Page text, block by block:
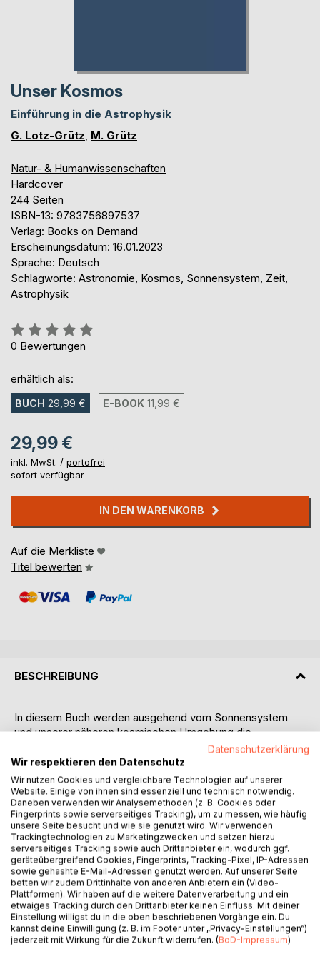
Unser Kosmos
Einführung in die Astrophysik
G. Lotz-Grütz M. Grütz
Natur- & Humanwissenschaften
Hardcover
244 Seiten
ISBN-13: 9783756897537
Verlag: Books on Demand
Erscheinungsdatum: 16.01.2023
Sprache: Deutsch
Schlagworte: Astronomie, Kosmos, Sonnensystem, Zeit,
Astrophysik
Bewertung::
0%
0 Bewertungen
erhältlich als:
BUCH 29,99 € E-BOOK 11,99 €
29,99 €
inkl. MwSt. / portofrei
sofort verfügbar
IN DEN WARENKORB
Auf die Merkliste
Titel bewerten
BESCHREIBUNG
In diesem Buch werden ausgehend vom Sonnensystem
und unserer näheren kosmischen Umgebung die
Grundprobleme der Astrophysik erklärt. Die Ausmaße
unseres Sonnensystems werden anhand eines
maßstabsgetreuen Modells verstehbar gemacht. Weiter
wandert unser Blick an die Grenzen und zu den Anfängen
des Universums: Die Vorstellung der vierdimensionalen
Raumzeit wird ebenso behandelt wie die Theorie der
Schwarzen Löcher, der Neutronensterne und Pulsare.
Darüber hinaus werden die bekannten wie auch die in der
jüngeren Vergangenheit erforschten Phänomene der
Gravitation diskutiert, etwa Gravitationslinsen und das
Zittern der Raumzeit durch Gravitationswellen. Hypothesen
zur Zukunft des Universums beschließen unsere Reise
durch Raum und Zeit.
Datenschutzerklärung
Wir respektieren den Datenschutz
Wir nutzen Cookies und vergleichbare Technologien auf unserer
Website. Einige von ihnen sind essenziell und technisch notwendig.
Daneben verwenden wir Analysemethoden (z. B. Cookies oder
Fingerprints sowie serverseitiges Tracking), um zu messen, wie häufig
unsere Seite besucht und wie sie genutzt wird. Wir verwenden
Trackingtechnologien zu Marketingzwecken und setzen hierzu
serverseitiges Tracking sowie auch Drittanbieter ein, wodurch ggf.
geräteübergreifend Cookies, Fingerprints, Tracking-Pixel, IP-Adressen
sowie gehashte E-Mail-Adressen genutzt werden. Auf unserer Seite
betten wir zudem Drittinhalte von anderen Anbietern ein (Video-
Plattformen). Wir haben auf die weitere Datenverarbeitung und ein
etwaiges Tracking durch den Drittanbieter keinen Einfluss. Mit deiner
Einstellung willigst du in die oben beschriebenen Vorgänge ein. Du
kannst deine Einwilligung (z. B. im Footer unter „Privacy-Einstellungen“)
jederzeit mit Wirkung für die Zukunft widerrufen. (BoD-Impressum)